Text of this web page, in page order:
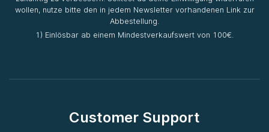
wollen, nutze bitte den in jedem Newsletter vorhandenen Link zur
Abbestellung.
1) Einlösbar ab einem Mindestverkaufswert von 100€.
Customer Support